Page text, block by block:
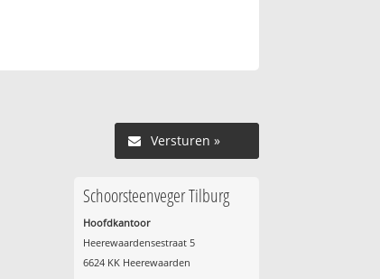
Versturen »
Schoorsteenveger Tilburg
Hoofdkantoor
Heerewaardensestraat 5
6624 KK Heerewaarden